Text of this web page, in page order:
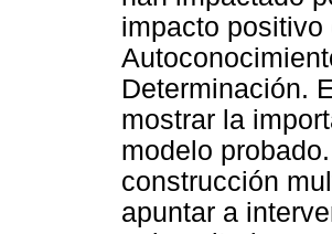
impacto
Determinación.
mostrar la
modelo
construcción
apuntar a